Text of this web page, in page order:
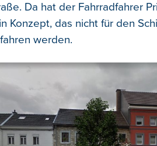
Da hat der Fahrradfahrer
Konzept, das nicht für den
werden.